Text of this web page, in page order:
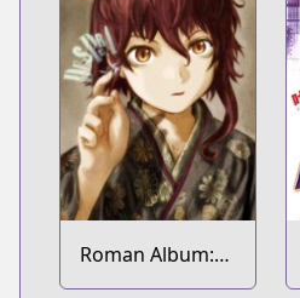
Roman Album:
Taishou Dennou